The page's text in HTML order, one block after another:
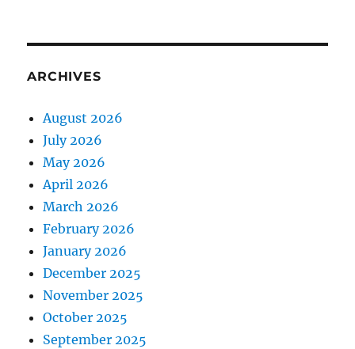
ARCHIVES
August 2026
July 2026
May 2026
April 2026
March 2026
February 2026
January 2026
December 2025
November 2025
October 2025
September 2025